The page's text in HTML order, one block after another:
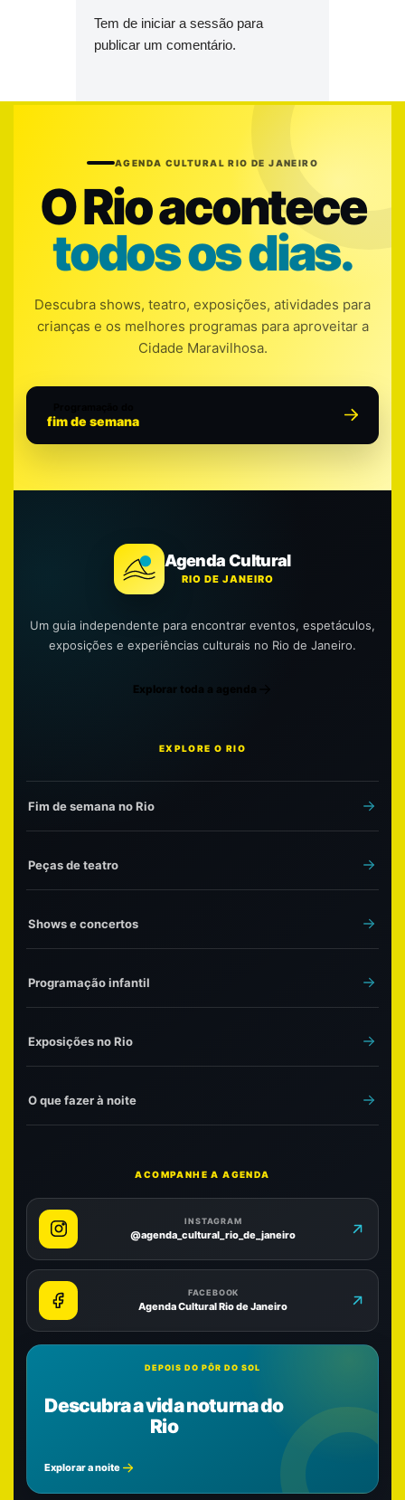
Tem de iniciar a sessão para
publicar um comentário.
AGENDA CULTURAL RIO DE JANEIRO
O Rio acontece
todos os dias.
Descubra shows, teatro, exposições, atividades para
crianças e os melhores programas para aproveitar a
Cidade Maravilhosa.
fim de semana
Agenda Cultural
RIO DE JANEIRO
Um guia independente para encontrar eventos, espetáculos,
exposições e experiências culturais no Rio de Janeiro.
Explorar toda a agenda
EXPLORE O RIO
Fim de semana no Rio
Peças de teatro
Shows e concertos
Programação infantil
Exposições no Rio
O que fazer à noite
ACOMPANHE A AGENDA
INSTAGRAM
@agenda_cultural_rio_de_janeiro
FACEBOOK
Agenda Cultural Rio de Janeiro
DEPOIS DO PÔR DO SOL
Descubra a vida noturna do
Rio
Explorar a noite